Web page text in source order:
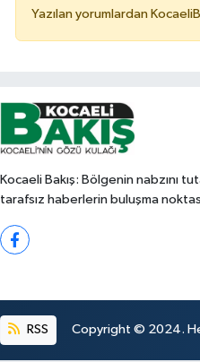
Yazılan yorumlardan
Kocaeli Bakış: Bölgenin nabzını
tarafsız haberlerin buluşma
RSS Copyright © 2024. Her